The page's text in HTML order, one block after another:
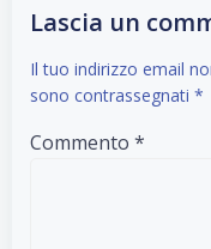
Lascia un
Il tuo indirizzo email
sono contrassegnati *
Commento *